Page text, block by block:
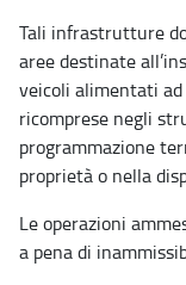
Tali infrastrutture
aree destinate
veicoli alimentati
ricomprese negli
programmazione
proprietà o nella
Le operazioni
a pena di